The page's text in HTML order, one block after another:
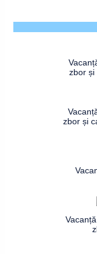
zbor și
zbor și